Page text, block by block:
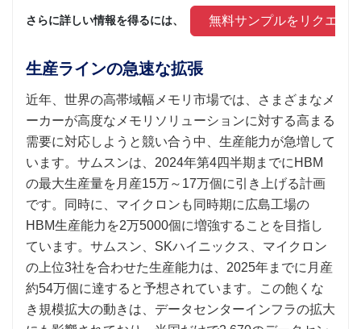
さらに詳しい情報を得るには、 無料サンプルをリクエス
生産ラインの急速な拡張
近年、世界の高帯域幅メモリ市場では、さまざまなメ
ーカーが高度なメモリソリューションに対する高まる
需要に対応しようと競い合う中、生産能力が急増して
います。サムスンは、2024年第4四半期までにHBM
の最大生産量を月産15万～17万個に引き上げる計画
です。同時に、マイクロンも同時期に広島工場の
HBM生産能力を2万5000個に増強することを目指し
ています。サムスン、SKハイニックス、マイクロン
の上位3社を合わせた生産能力は、2025年までに月産
約54万個に達すると予想されています。この飽くな
き規模拡大の動きは、データセンターインフラの拡大